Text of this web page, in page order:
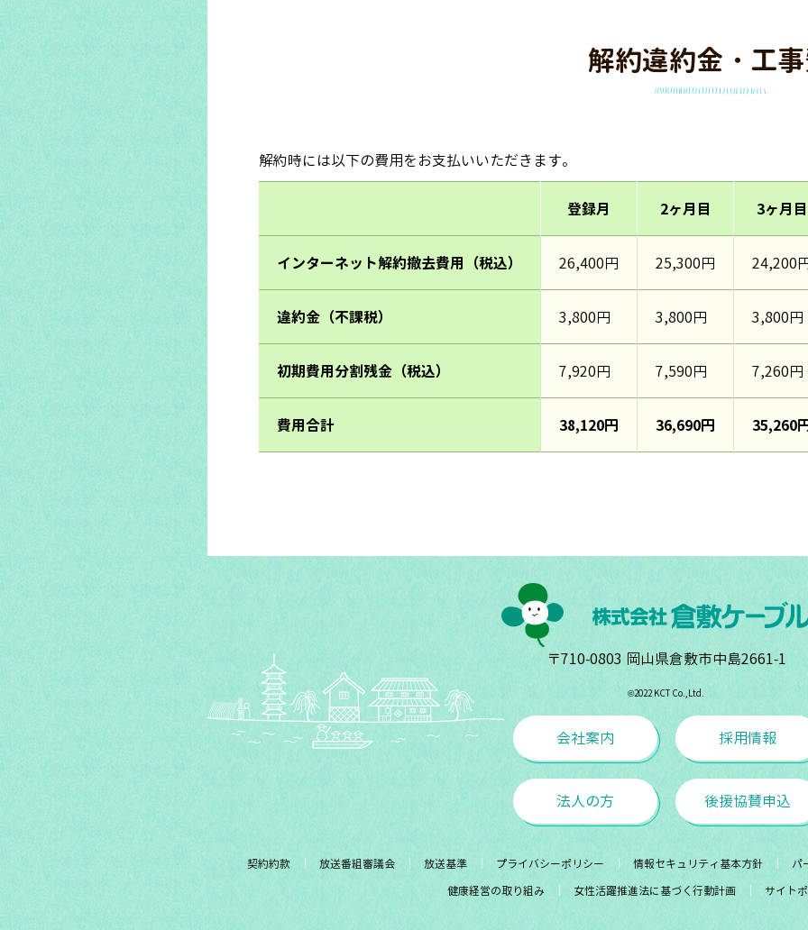
解約違約金・工
解約時には以下の費用をお支払いいただきます。
登録月 2ヶ月目 3ヶ月目
インターネット解約撤去費用（税込） 26,400円 25,300円 24,200
違約金（不課税） 3,800円 3,800円 3,800円
初期費用分割残金（税込） 7,920円 7,590円 7,260円
費用合計 38,120円 36,690円 35,260
〒710-0803 岡山県倉敷市中島2661-1
©︎2022 KCT Co.,Ltd.
会社案内 採用情報
法人の方 後援協賛申込
契約約款 放送番組審議会 放送基準 プライバシーポリシー 情報セキュリティ基本方針
パ
健康経営の取り組み
女性活躍推進法に基づく行動計画 サイト